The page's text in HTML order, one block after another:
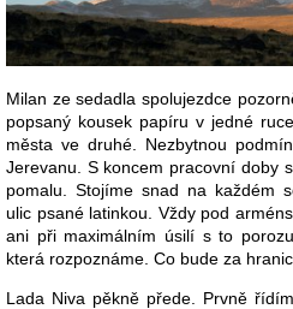
Milan ze sedadla spolujezdce
popsaný kousek papíru v jedné
města ve druhé. Nezbytnou
Jerevanu. S koncem pracovní doby
pomalu. Stojíme snad na každém
ulic psané latinkou. Vždy pod
ani při maximálním úsilí s to
která rozpoznáme. Co bude za
Lada Niva pěkně přede. Prvně